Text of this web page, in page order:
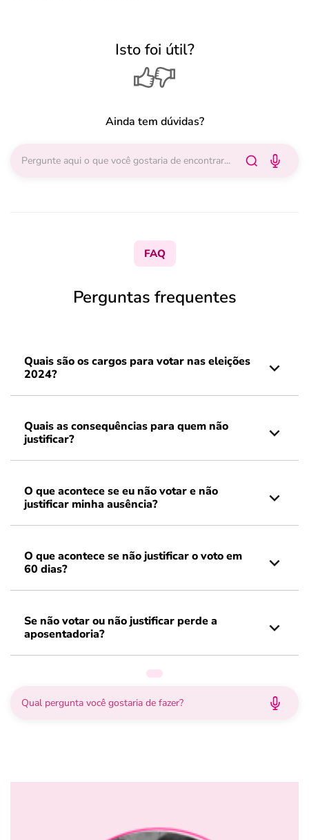
Isto foi útil?
Ainda tem dúvidas?
FAQ
Perguntas frequentes
Quais são os cargos para votar nas eleições
2024?
Quais as consequências para quem não
justificar?
O que acontece se eu não votar e não
justificar minha ausência?
O que acontece se não justificar o voto em
60 dias?
Se não votar ou não justificar perde a
aposentadoria?